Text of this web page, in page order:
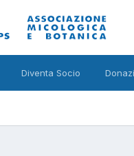
Diventa Socio